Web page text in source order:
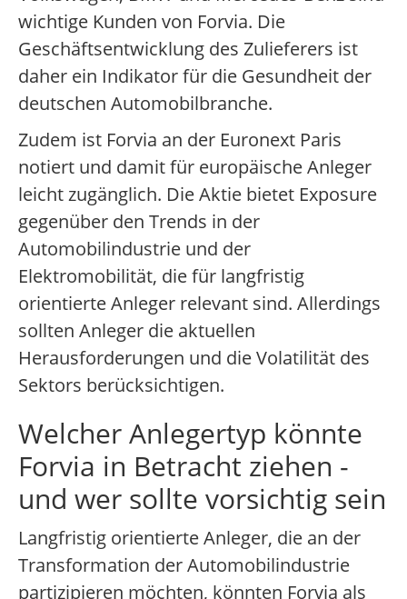
wichtige Kunden von Forvia. Die
Geschäftsentwicklung des Zulieferers ist
daher ein Indikator für die Gesundheit der
deutschen Automobilbranche.
Zudem ist Forvia an der Euronext Paris
notiert und damit für europäische Anleger
leicht zugänglich. Die Aktie bietet Exposure
gegenüber den Trends in der
Automobilindustrie und der
Elektromobilität, die für langfristig
orientierte Anleger relevant sind. Allerdings
sollten Anleger die aktuellen
Herausforderungen und die Volatilität des
Sektors berücksichtigen.
Welcher Anlegertyp könnte
Forvia in Betracht ziehen -
und wer sollte vorsichtig sein
Langfristig orientierte Anleger, die an der
Transformation der Automobilindustrie
partizipieren möchten, könnten Forvia als